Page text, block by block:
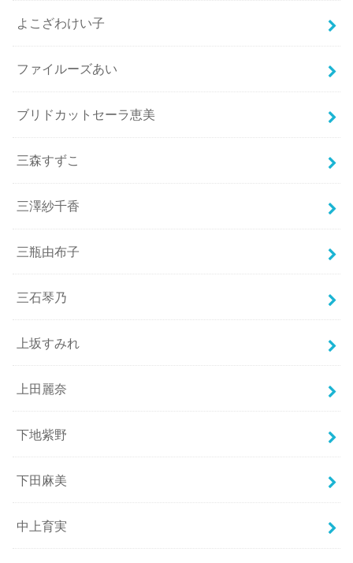
よこざわけい子
ファイルーズあい
ブリドカットセーラ恵美
三森すずこ
三澤紗千香
三瓶由布子
三石琴乃
上坂すみれ
上田麗奈
下地紫野
下田麻美
中上育実